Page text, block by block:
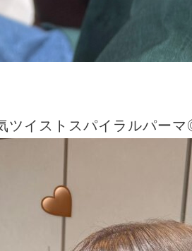
ツイストスパイラルパー